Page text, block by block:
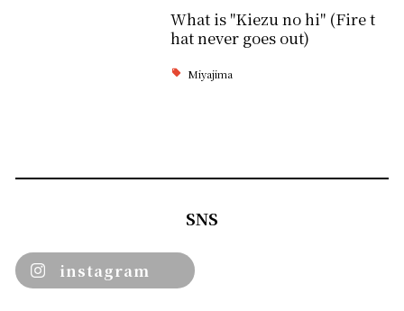
What is "Kiezu no hi" (Fire t
hat never goes out)
Miyajima
SNS
instagram